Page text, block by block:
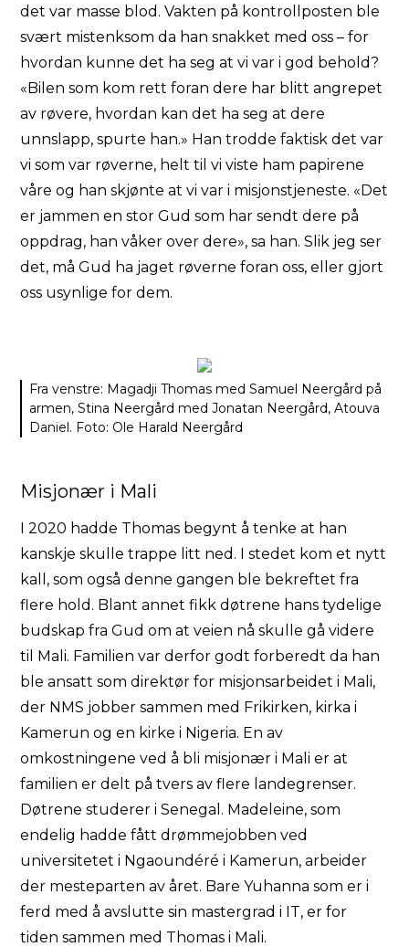
det var masse blod. Vakten på kontrollposten ble
svært mistenksom da han snakket med oss – for
hvordan kunne det ha seg at vi var i god behold?
«Bilen som kom rett foran dere har blitt angrepet
av røvere, hvordan kan det ha seg at dere
unnslapp, spurte han.» Han trodde faktisk det var
vi som var røverne, helt til vi viste ham papirene
våre og han skjønte at vi var i misjonstjeneste. «Det
er jammen en stor Gud som har sendt dere på
oppdrag, han våker over dere», sa han. Slik jeg ser
det, må Gud ha jaget røverne foran oss, eller gjort
oss usynlige for dem.
Fra venstre: Magadji Thomas med Samuel Neergård på
armen, Stina Neergård med Jonatan Neergård, Atouva
Daniel. Foto: Ole Harald Neergård
Misjonær i Mali
I 2020 hadde Thomas begynt å tenke at han
kanskje skulle trappe litt ned. I stedet kom et nytt
kall, som også denne gangen ble bekreftet fra
flere hold. Blant annet fikk døtrene hans tydelige
budskap fra Gud om at veien nå skulle gå videre
til Mali. Familien var derfor godt forberedt da han
ble ansatt som direktør for misjonsarbeidet i Mali,
der NMS jobber sammen med Frikirken, kirka i
Kamerun og en kirke i Nigeria. En av
omkostningene ved å bli misjonær i Mali er at
familien er delt på tvers av flere landegrenser.
Døtrene studerer i Senegal. Madeleine, som
endelig hadde fått drømmejobben ved
universitetet i Ngaoundéré i Kamerun, arbeider
der mesteparten av året. Bare Yuhanna som er i
ferd med å avslutte sin mastergrad i IT, er for
tiden sammen med Thomas i Mali.